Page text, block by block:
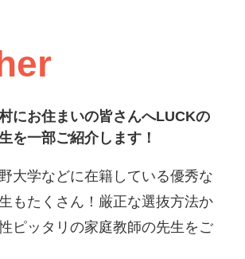
にお住まいの皆さんへLUCKの
を一部ご紹介します！
大学などに在籍している優秀な
もたくさん！厳正な選抜方法か
ピッタリの家庭教師の先生をご